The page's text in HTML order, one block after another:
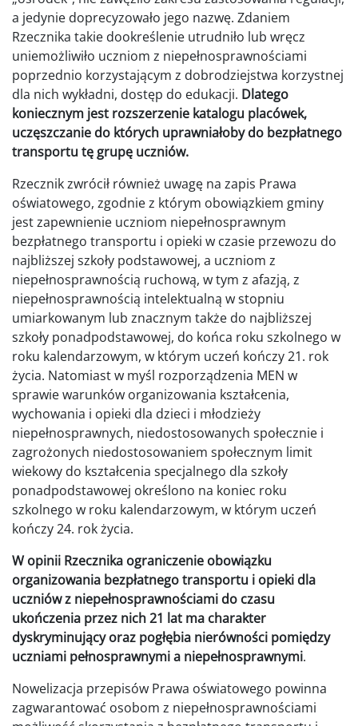
a jedynie doprecyzowało jego nazwę. Zdaniem
Rzecznika takie dookreślenie utrudniło lub wręcz
uniemożliwiło uczniom z niepełnosprawnościami
poprzednio korzystającym z dobrodziejstwa korzystnej
dla nich wykładni, dostęp do edukacji. Dlatego
koniecznym jest rozszerzenie katalogu placówek,
uczęszczanie do których uprawniałoby do bezpłatnego
transportu tę grupę uczniów.
Rzecznik zwrócił również uwagę na zapis Prawa
oświatowego, zgodnie z którym obowiązkiem gminy
jest zapewnienie uczniom niepełnosprawnym
bezpłatnego transportu i opieki w czasie przewozu do
najbliższej szkoły podstawowej, a uczniom z
niepełnosprawnością ruchową, w tym z afazją, z
niepełnosprawnością intelektualną w stopniu
umiarkowanym lub znacznym także do najbliższej
szkoły ponadpodstawowej, do końca roku szkolnego w
roku kalendarzowym, w którym uczeń kończy 21. rok
życia. Natomiast w myśl rozporządzenia MEN w
sprawie warunków organizowania kształcenia,
wychowania i opieki dla dzieci i młodzieży
niepełnosprawnych, niedostosowanych społecznie i
zagrożonych niedostosowaniem społecznym limit
wiekowy do kształcenia specjalnego dla szkoły
ponadpodstawowej określono na koniec roku
szkolnego w roku kalendarzowym, w którym uczeń
kończy 24. rok życia.
W opinii Rzecznika ograniczenie obowiązku
organizowania bezpłatnego transportu i opieki dla
uczniów z niepełnosprawnościami do czasu
ukończenia przez nich 21 lat ma charakter
dyskryminujący oraz pogłębia nierówności pomiędzy
uczniami pełnosprawnymi a niepełnosprawnymi.
Nowelizacja przepisów Prawa oświatowego powinna
zagwarantować osobom z niepełnosprawnościami